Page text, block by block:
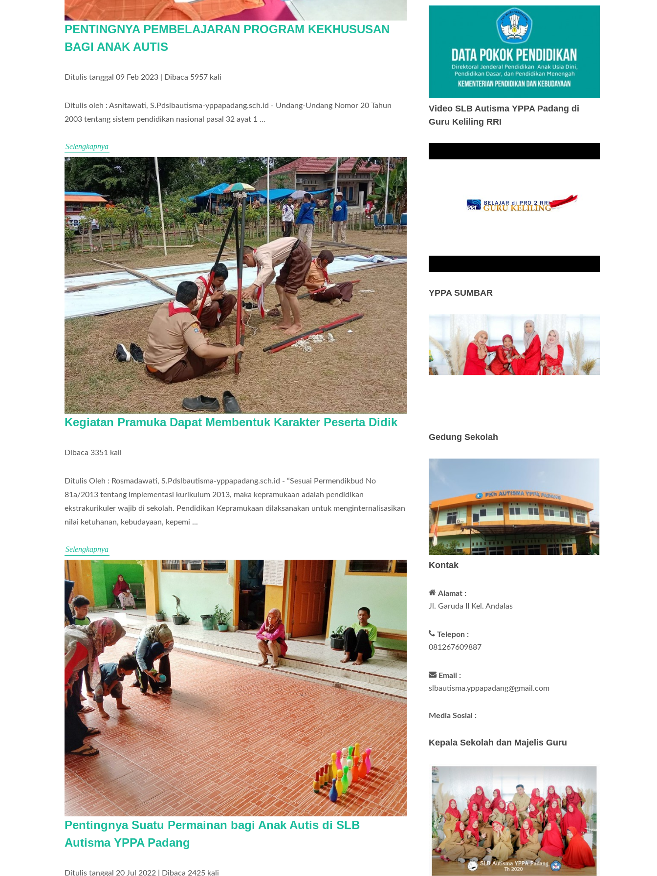
PENTINGNYA PEMBELAJARAN PROGRAM KEKHUSUSAN
BAGI ANAK AUTIS
Ditulis tanggal 09 Feb 2023 | Dibaca 5957 kali
Ditulis oleh : Asnitawati, S.Pdslbautisma-yppapadang.sch.id - Undang-Undang Nomor 20 Tahun
2003 tentang sistem pendidikan nasional pasal 32 ayat 1 ...
Selengkapnya
Kegiatan Pramuka Dapat Membentuk Karakter Peserta Didik
Dibaca 3351 kali
Ditulis Oleh : Rosmadawati, S.Pdslbautisma-yppapadang.sch.id - “Sesuai Permendikbud No
81a/2013 tentang implementasi kurikulum 2013, maka kepramukaan adalah pendidikan
ekstrakurikuler wajib di sekolah. Pendidikan Kepramukaan dilaksanakan untuk menginternalisasikan
nilai ketuhanan, kebudayaan, kepemi ...
Selengkapnya
Pentingnya Suatu Permainan bagi Anak Autis di SLB
Autisma YPPA Padang
Ditulis tanggal 20 Jul 2022 | Dibaca 2425 kali
Video SLB Autisma YPPA Padang di
Guru Keliling RRI
YPPA SUMBAR
Gedung Sekolah
Kontak
Alamat :
Jl. Garuda II Kel. Andalas
Telepon :
081267609887
Email :
slbautisma.yppapadang@gmail.com
Media Sosial :
Kepala Sekolah dan Majelis Guru